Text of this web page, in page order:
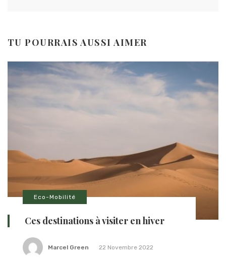
TU POURRAIS AUSSI AIMER
Eco-Mobilité
Ces destinations à visiter en hiver
Marcel Green 22 Novembre 2022